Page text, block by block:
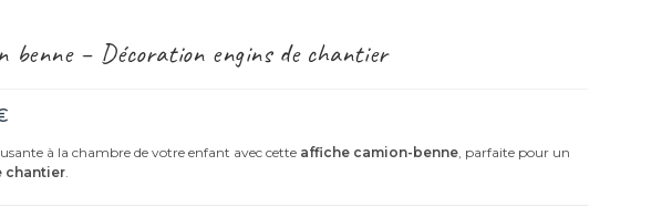
benne – Décoration engins de chantier
à la chambre de votre enfant avec cette affiche camion-benne, parfaite pour un
chantier.